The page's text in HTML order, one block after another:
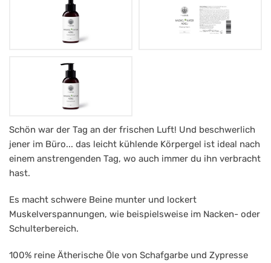
Mag.
Müntz
Muskelkater
Gel
BIO
Schön war der Tag an der frischen Luft! Und beschwerlich
jener im Büro... das leicht kühlende Körpergel ist ideal nach
einem anstrengenden Tag, wo auch immer du ihn verbracht
hast.
Es macht schwere Beine munter und lockert
Muskelverspannungen, wie beispielsweise im Nacken- oder
Schulterbereich.
100% reine Ätherische Öle von Schafgarbe und Zypresse